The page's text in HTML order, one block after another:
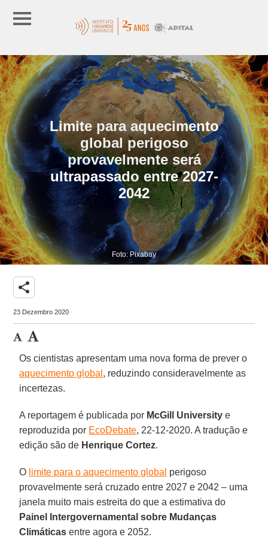
Limite para aquecimento
global perigoso
provavelmente será
ultrapassado entre 2027-
2042
Foto: Pixabay
share
23 Dezembro 2020
Os cientistas apresentam uma nova forma de prever o
aquecimento global , reduzindo consideravelmente as
incertezas.
A reportagem é publicada por McGill University e
reproduzida por EcoDebate, 22-12-2020. A tradução e
edição são de Henrique Cortez.
O limite para o aquecimento global perigoso
provavelmente será cruzado entre 2027 e 2042 – uma
janela muito mais estreita do que a estimativa do
Painel Intergovernamental sobre Mudanças
Climáticas entre agora e 2052.